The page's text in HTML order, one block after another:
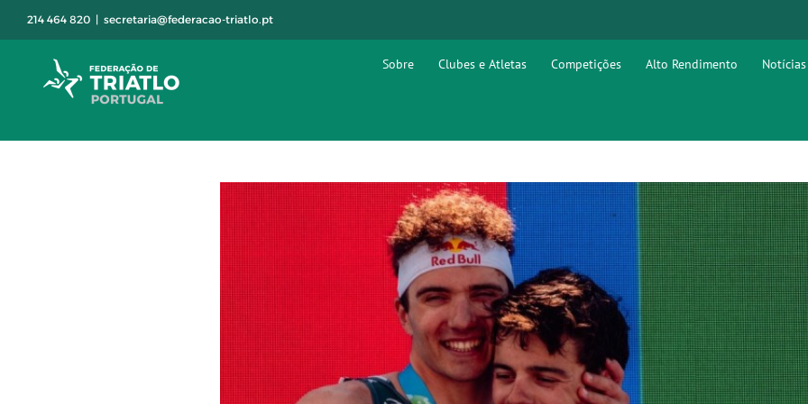
214 464 820 | secretaria@federacao-triatlo.pt
Sobre Clubes e Atletas Competições Alto Rendimento